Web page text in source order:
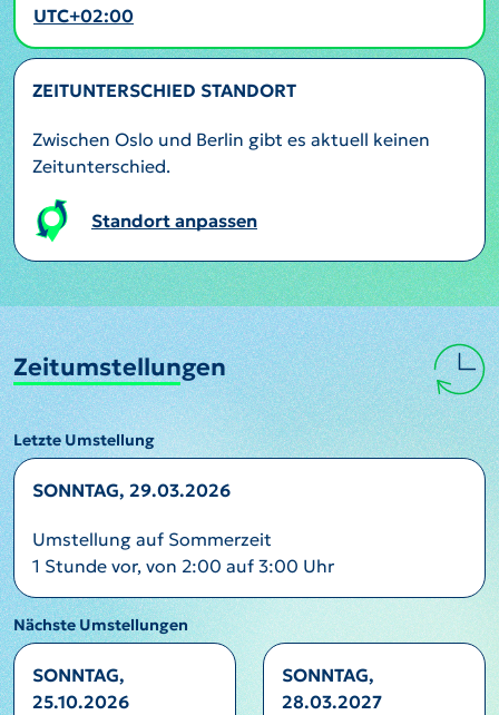
UTC+02:00
ZEITUNTERSCHIED STANDORT
Zwischen Oslo und Berlin gibt es aktuell keinen
Zeitunterschied.
Standort anpassen
Zeitumstellungen
Letzte Umstellung
SONNTAG, 29.03.2026
Umstellung auf Sommerzeit
1 Stunde vor, von 2:00 auf 3:00 Uhr
Nächste Umstellungen
SONNTAG,
25.10.2026
SONNTAG,
28.03.2027